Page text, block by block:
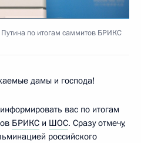
по итогам саммитов БРИКС
дамы и господа!
вас по итогам
БРИКС и ШОС. Сразу отмечу,
российского